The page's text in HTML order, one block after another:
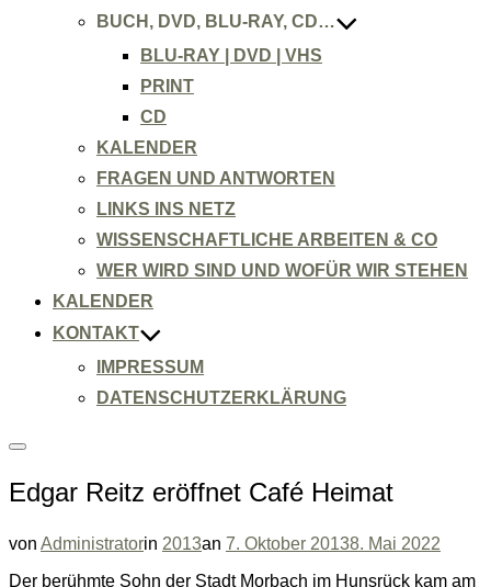
BUCH, DVD, BLU-RAY, CD…
BLU-RAY | DVD | VHS
PRINT
CD
KALENDER
FRAGEN UND ANTWORTEN
LINKS INS NETZ
WISSENSCHAFTLICHE ARBEITEN & CO
WER WIRD SIND UND WOFÜR WIR STEHEN
KALENDER
KONTAKT
IMPRESSUM
DATENSCHUTZERKLÄRUNG
Seitenleiste
Navigation
umschalten
Edgar Reitz eröffnet Café Heimat
von Administratorin 2013an Veröffentlicht
7. Oktober 20138. Mai 2022
Der berühmte Sohn der Stadt Morbach im Hunsrück kam am